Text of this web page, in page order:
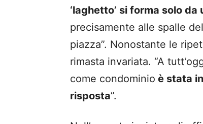
‘laghetto’ si forma solo
precisamente alle spalle
piazza”. Nonostante le
rimasta invariata. “A
come condominio è stata
risposta”.